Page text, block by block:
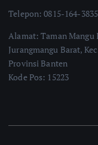
Telepon: 0815-164-3835
Alamat: Taman Mangu
Jurangmangu Barat,
Provinsi Banten
Kode Pos: 15223